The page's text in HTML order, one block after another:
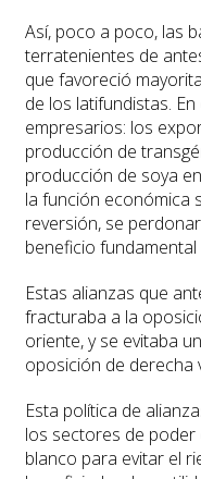
Así, poco a poco, las
terratenientes de
que favoreció
de los latifundistas.
empresarios: los
producción de
producción de soya
la función económica
reversión, se
beneficio
Estas alianzas que
fracturaba a la
oriente, y se evitaba
oposición de derecha
Esta política de
los sectores de
blanco para evitar el